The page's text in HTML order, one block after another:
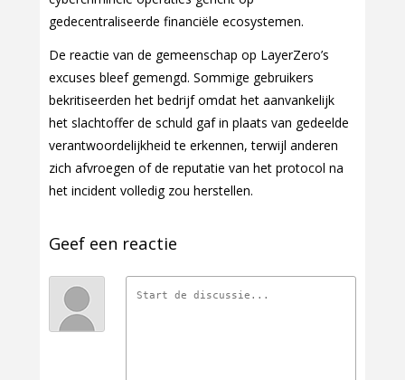
gedecentraliseerde financiële ecosystemen.
De reactie van de gemeenschap op LayerZero’s
excuses bleef gemengd. Sommige gebruikers
bekritiseerden het bedrijf omdat het aanvankelijk
het slachtoffer de schuld gaf in plaats van gedeelde
verantwoordelijkheid te erkennen, terwijl anderen
zich afvroegen of de reputatie van het protocol na
het incident volledig zou herstellen.
Geef een reactie